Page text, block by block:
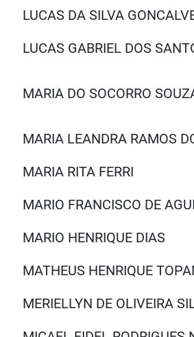
LUCAS DA SILVA
LUCAS GABRIEL DOS
MARIA DO SOCORRO
MARIA LEANDRA
MARIA RITA
MARIO FRANCISCO DE
MARIO HENRIQUE
MATHEUS HENRIQUE
MERIELLYN DE OLIVEIRA